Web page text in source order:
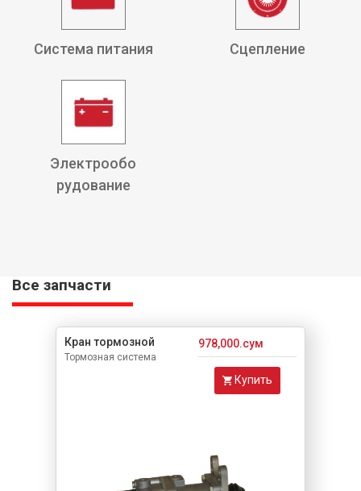
Система питания Сцепление
Электрообо
рудование
Все запчасти
Кран тормозной
Тормозная система
978,000.сум
Купить